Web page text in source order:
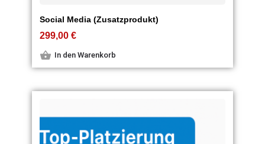
Social Media (Zusatzprodukt)
299,00€
In den Warenkorb